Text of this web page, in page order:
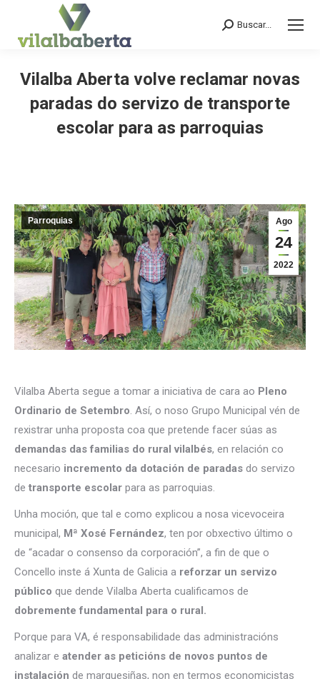
Search:
Buscar...
Vilalba Aberta volve reclamar novas
paradas do servizo de transporte
escolar para as parroquias
Ago
24
2022
Parroquias
Vilalba Aberta segue a tomar a iniciativa de cara ao Pleno
Ordinario de Setembro. Así, o noso Grupo Municipal vén de
rexistrar unha proposta coa que pretende facer súas as
demandas das familias do rural vilalbés, en relación co
necesario incremento da dotación de paradas do servizo
de transporte escolar para as parroquias.
Unha moción, que tal e como explicou a nosa vicevoceira
municipal, Mª Xosé Fernández, ten por obxectivo último o
de “acadar o consenso da corporación”, a fin de que o
Concello inste á Xunta de Galicia a reforzar un servizo
público que dende Vilalba Aberta cualificamos de
dobremente fundamental para o rural.
Porque para VA, é responsabilidade das administracións
analizar e atender as peticións de novos puntos de
instalación de marquesiñas, non en termos economicistas